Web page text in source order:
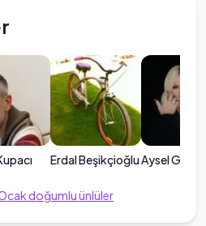
Erdal BeşikçioğluAysel
doğumlu ünlüler